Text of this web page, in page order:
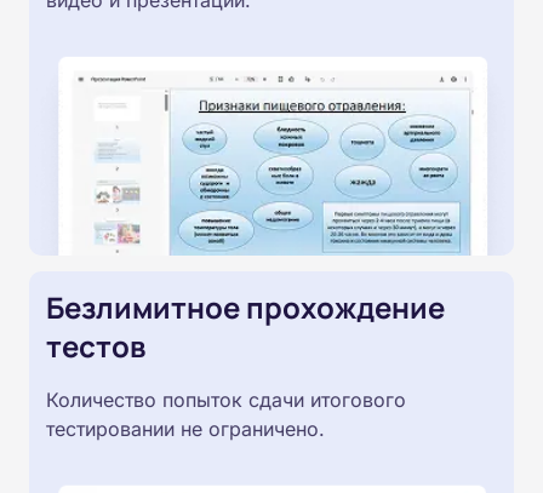
Безлимитное прохождение
тестов
Количество попыток сдачи итогового
тестировании не ограничено.